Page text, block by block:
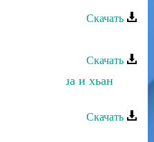
Скачать
безам
Скачать
ла теша и хьан
Скачать